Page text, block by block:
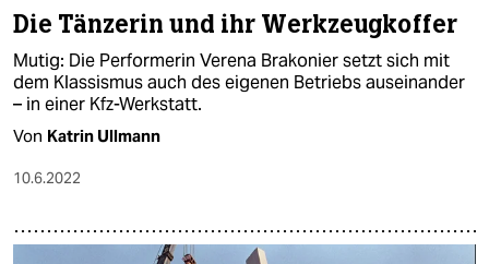
Die Tänzerin und ihr Werkzeugkoffer
Mutig: Die Performerin Verena Brakonier setzt sich mit
dem Klassismus auch des eigenen Betriebs auseinander
– in einer Kfz-Werkstatt.
Von Katrin Ullmann
10.6.2022